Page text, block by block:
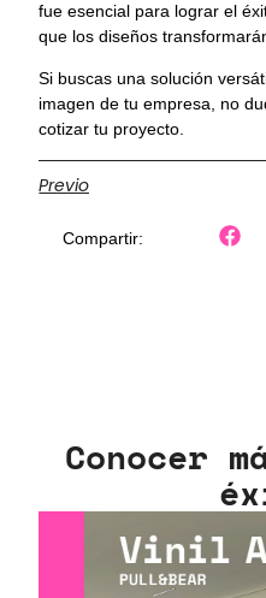
fue esencial para lograr el
que los diseños
Si buscas una solución
imagen de tu empresa, no
cotizar tu proyecto.
Previo
Compartir:
Conocer